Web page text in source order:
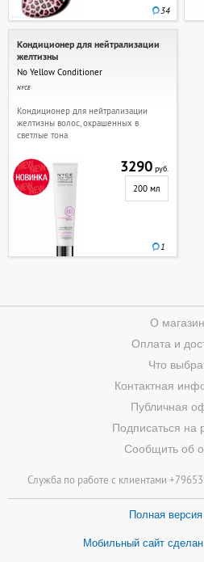
34
Кондиционер для нейтрализации
желтизны
No Yellow Conditioner
NYCE
Кондиционер для нейтрализации
желтизны волос, окрашенных в
светлые тона
3290руб.
200 мл
1
О
Оплата и
Что
Контактная
Публичная
Подписаться на
Сообщить об
Служба по работе с клиентами
Полная версия
Мобильный сайт